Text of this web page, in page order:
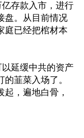
存款入市，进行
盘。从目前情况
庭已经把棺材本
延缓中共的资产
韮菜入场了。
，遍地白骨，